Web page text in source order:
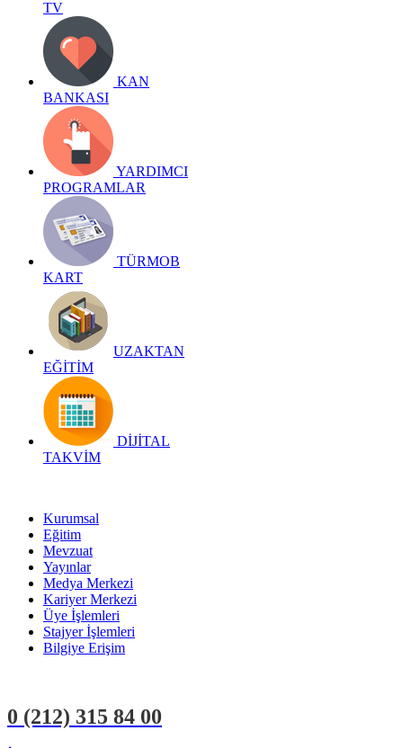
TV
KAN
BANKASI
YARDIMCI
PROGRAMLAR
TÜRMOB
KART
UZAKTAN
EĞİTİM
DİJİTAL
TAKVİM
Kurumsal
Eğitim
Mevzuat
Yayınlar
Medya Merkezi
Kariyer Merkezi
Üye İşlemleri
Stajyer İşlemleri
Bilgiye Erişim
0 (212) 315 84 00